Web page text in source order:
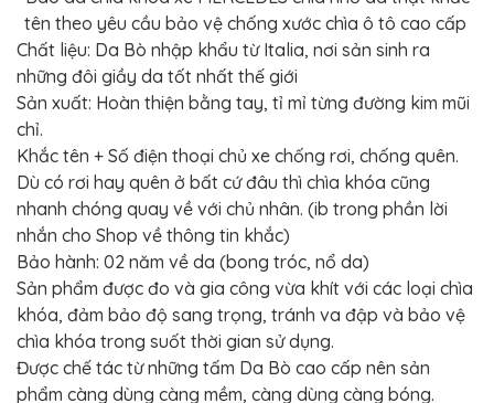
PHỤ
KIỆN
XE
CAO
CẤP
ĐỒ
CHƠI
XE
ĐẠP
ĐỒ
CÔNG
NGHỆ
KHÁC
tên theo yêu cầu bảo vệ chống xước chìa ô tô cao cấp
Chất liệu: Da Bò nhập khẩu từ Italia, nơi sản sinh ra
những đôi giầy da tốt nhất thế giới
Sản xuất: Hoàn thiện bằng tay, tỉ mỉ từng đường kim mũi
chỉ.
Khắc tên + Số điện thoại chủ xe chống rơi, chống quên.
Dù có rơi hay quên ở bất cứ đâu thì chìa khóa cũng
nhanh chóng quay về với chủ nhân. (ib trong phần lời
nhắn cho Shop về thông tin khắc)
Bảo hành: 02 năm về da (bong tróc, nổ da)
Sản phẩm được đo và gia công vừa khít với các loại chìa
khóa, đảm bảo độ sang trọng, tránh va đập và bảo vệ
chìa khóa trong suốt thời gian sử dụng.
Được chế tác từ những tấm Da Bò cao cấp nên sản
phẩm càng dùng càng mềm, càng dùng càng bóng.